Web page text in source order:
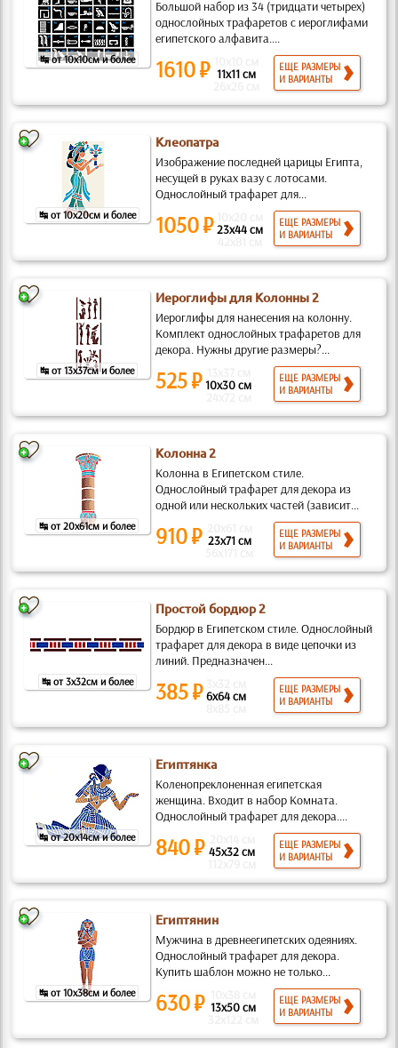
↹ от 10x10см и более
Большой набор из 34 (тридцати четырех)
однослойных трафаретов с иероглифами
египетского алфавита....
1610 ₽ 11x11 см
ЕЩЕ РАЗМЕРЫ
И ВАРИАНТЫ
↹ от 10x20см и более
Клеопатра
Изображение последней царицы Египта,
несущей в руках вазу с лотосами.
Однослойный трафарет для...
1050 ₽23x44 см
ЕЩЕ РАЗМЕРЫ
И ВАРИАНТЫ
↹ от 13x37см и более
Иероглифы для Колонны 2
Иероглифы для нанесения на колонну.
Комплект однослойных трафаретов для
декора. Нужны другие размеры?...
525 ₽10x30 см
ЕЩЕ РАЗМЕРЫ
И ВАРИАНТЫ
↹ от 20x61см и более
Колонна 2
Колонна в Египетском стиле.
Однослойный трафарет для декора из
одной или нескольких частей (зависит...
910 ₽ 23x71 см
ЕЩЕ РАЗМЕРЫ
И ВАРИАНТЫ
↹ от 3x32см и более
Простой бордюр 2
Бордюр в Египетском стиле. Однослойный
трафарет для декора в виде цепочки из
линий. Предназначен...
385 ₽6x64 см
ЕЩЕ РАЗМЕРЫ
И ВАРИАНТЫ
↹ от 20x14см и более
Египтянка
Коленопреклоненная египетская
женщина. Входит в набор Комната.
Однослойный трафарет для декора....
840 ₽ 45x32 см
ЕЩЕ РАЗМЕРЫ
И ВАРИАНТЫ
↹ от 10x38см и более
Египтянин
Мужчина в древнеегипетских одеяниях.
Однослойный трафарет для декора.
Купить шаблон можно не только...
630 ₽ 13x50 см
ЕЩЕ РАЗМЕРЫ
И ВАРИАНТЫ